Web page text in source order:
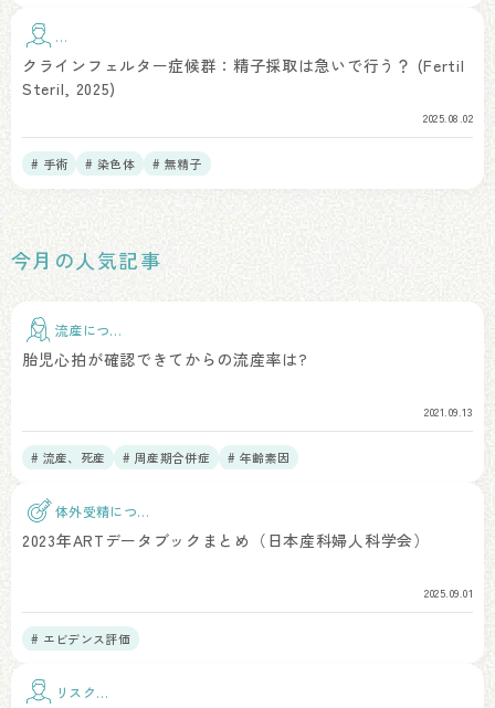
手
クラインフェルター症候群：精子採取は急いで行う？ (Fertil
Steril, 2025)
2025.08.02
# 手術 # 染色体 # 無精子
今月の人気記事
流産につい
胎児心拍が確認できてからの流産率は?
2021.09.13
# 流産、死産 # 周産期合併症 # 年齢素因
体外受精につい
て
2023年ARTデータブックまとめ（日本産科婦人科学会）
2025.09.01
# エビデンス評価
リスク因